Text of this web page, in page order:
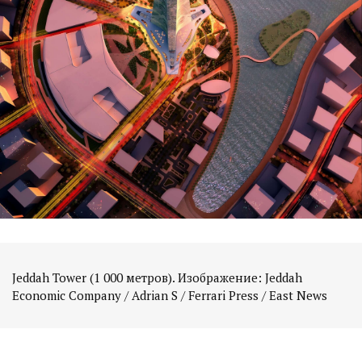
Jeddah Tower (1 000 метров). Изображение: Jeddah
Economic Company / Adrian S / Ferrari Press / East News